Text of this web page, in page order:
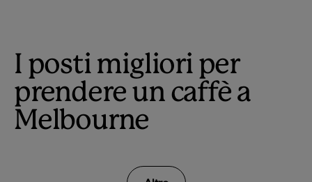
I posti migliori per
prendere un caffè a
Melbourne